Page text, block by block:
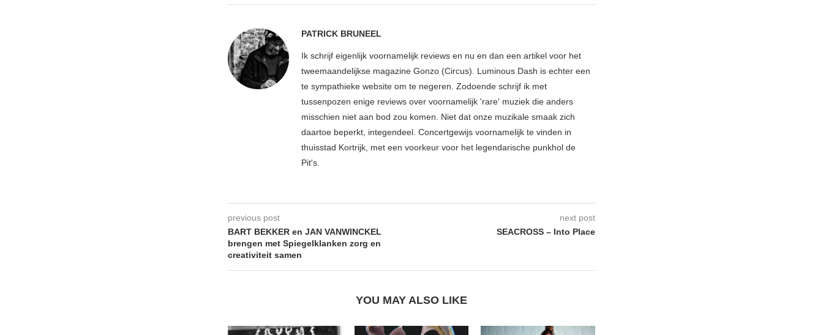
PATRICK BRUNEEL
Ik schrijf eigenlijk voornamelijk reviews en nu en dan een artikel voor het
tweemaandelijkse magazine Gonzo (Circus). Luminous Dash is echter een
te sympathieke website om te negeren. Zodoende schrijf ik met
tussenpozen enige reviews over voornamelijk 'rare' muziek die anders
misschien niet aan bod zou komen. Niet dat onze muzikale smaak zich
daartoe beperkt, integendeel. Concertgewijs voornamelijk te vinden in
thuisstad Kortrijk, met een voorkeur voor het legendarische punkhol de
Pit's.
previous post
BART BEKKER en JAN VANWINCKEL
brengen met Spiegelklanken zorg en
creativiteit samen
next post
SEACROSS – Into Place
YOU MAY ALSO LIKE